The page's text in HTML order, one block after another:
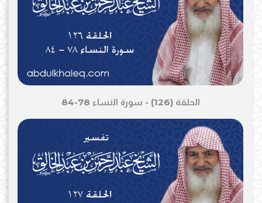
الحلقة (126) - سورة النساء 78-84